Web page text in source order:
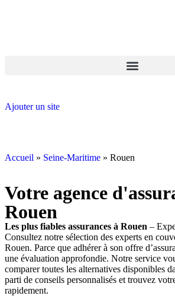
Ajouter un site
Accueil » Seine-Maritime » Rouen
Votre agence
Rouen
Les plus fiables assurances à Rouen –
Consultez notre sélection des experts en
Rouen. Parce que adhérer à son offre
une évaluation approfondie. Notre service
comparer toutes les alternatives disponibles
parti de conseils personnalisés et trouvez
rapidement.